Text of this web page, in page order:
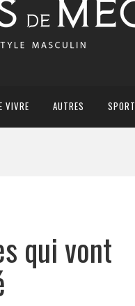
VIVRE AUTRES SPORT
qui vont